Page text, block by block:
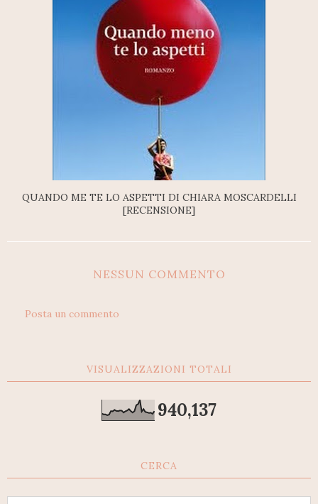
QUANDO ME TE LO ASPETTI DI CHIARA MOSCARDELLI
[RECENSIONE]
NESSUN COMMENTO
Posta un commento
VISUALIZZAZIONI TOTALI
940,137
CERCA